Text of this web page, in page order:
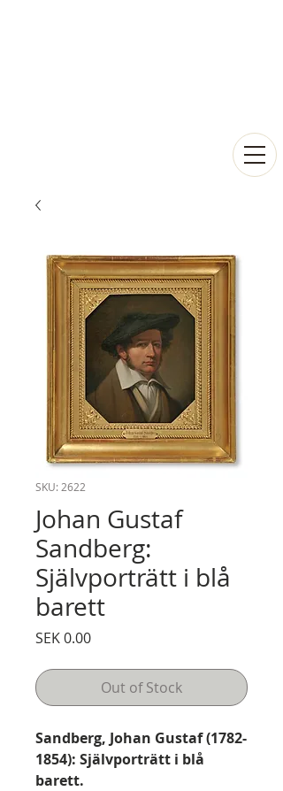
SKU: 2622
Johan Gustaf
Sandberg:
Självporträtt i blå
barett
SEK 0.00Price
Out of Stock
Sandberg, Johan Gustaf (1782-
1854): Självporträtt i blå
barett.